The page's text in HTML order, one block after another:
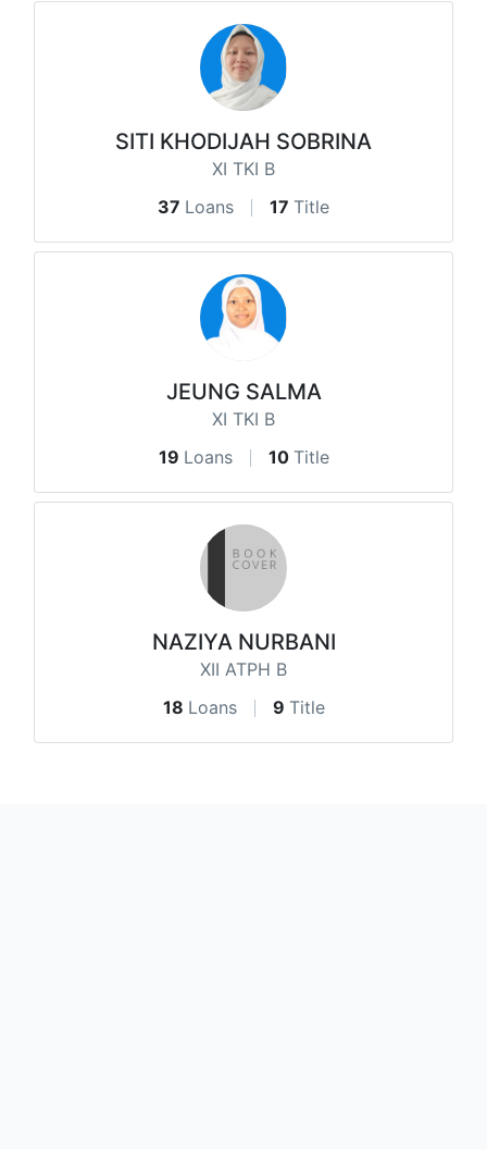
SITI KHODIJAH SOBRINA
XI TKI B
37 Loans 17 Title
JEUNG SALMA
XI TKI B
19 Loans 10 Title
NAZIYA NURBANI
XII ATPH B
18 Loans 9 Title